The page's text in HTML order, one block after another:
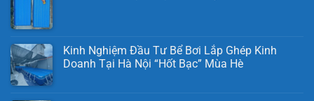
Kinh Nghiệm Đầu Tư Bể Bơi Lắp Ghép Kinh
Doanh Tại Hà Nội “Hốt Bạc” Mùa Hè